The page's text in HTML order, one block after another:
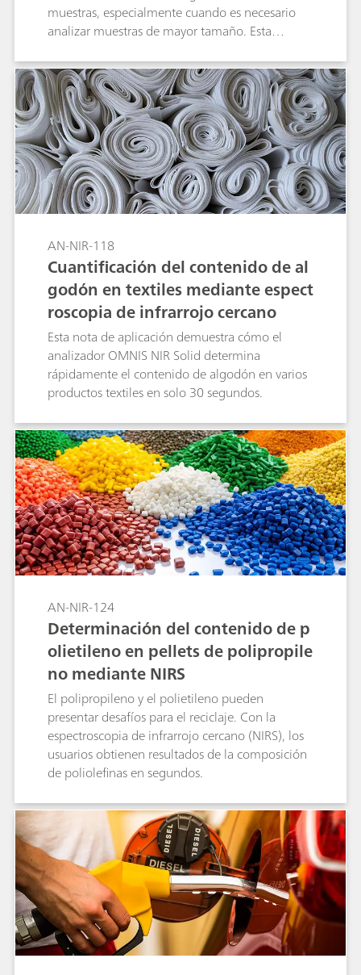
muestras, especialmente cuando es necesario
analizar muestras de mayor tamaño. Esta
Solid Analyzer, que funciona en la región
espectral visible y del infrarrojo cercano (Vis-
NIR), proporciona una solución fiable y rápida
para la identificación del polietileno de alta
densidad (HDPE), del polietileno de baja
densidad (LDPE) y del polipropileno (PP). Sin
necesidad de preparación de muestras ni de
productos químicos, la espectroscopía Vis-NIR
permite la identificación de grandes cantidades
minuto.
AN-NIR-118
Cuantificación del contenido de al
godón en textiles mediante espect
roscopia de infrarrojo cercano
Esta nota de aplicación demuestra cómo el
analizador OMNIS NIR Solid determina
rápidamente el contenido de algodón en varios
productos textiles en solo 30 segundos.
AN-NIR-124
Determinación del contenido de p
olietileno en pellets de polipropile
no mediante NIRS
El polipropileno y el polietileno pueden
presentar desafíos para el reciclaje. Con la
espectroscopia de infrarrojo cercano (NIRS), los
usuarios obtienen resultados de la composición
de poliolefinas en segundos.